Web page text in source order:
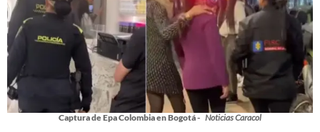
Captura de Epa Colombia en Bogotá - Noticias Caracol